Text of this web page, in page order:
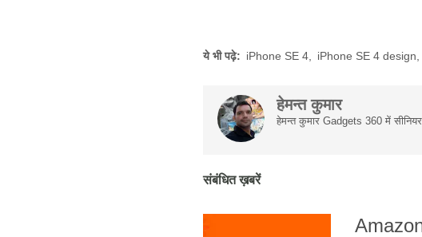
ये भी पढ़े: iPhone SE 4 iPhone SE 4 design
हेमन्त कुमार
हेमन्त कुमार Gadgets 360 में
संबंधित ख़बरें